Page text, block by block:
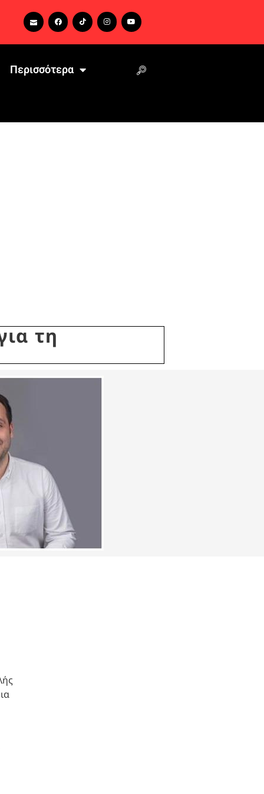
Περισσότερα
τη